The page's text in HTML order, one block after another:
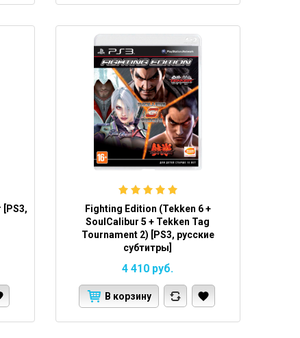
[PS3,
Fighting Edition (Tekken 6 +
SoulCalibur 5 + Tekken Tag
Tournament 2) [PS3, русские
субтитры]
4 410 руб.
В корзину